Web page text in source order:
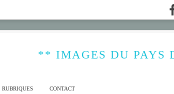
** IMAGES DU PAYS
RUBRIQUES CONTACT